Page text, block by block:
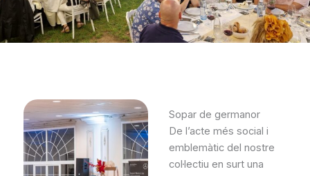
Sopar de germanor
De l’acte més social i
emblemàtic del nostre
col·lectiu en surt una